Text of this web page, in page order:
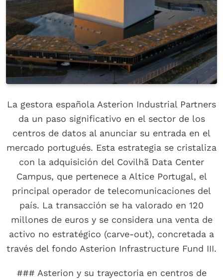
La gestora española Asterion Industrial Partners
da un paso significativo en el sector de los
centros de datos al anunciar su entrada en el
mercado portugués. Esta estrategia se cristaliza
con la adquisición del Covilhã Data Center
Campus, que pertenece a Altice Portugal, el
principal operador de telecomunicaciones del
país. La transacción se ha valorado en 120
millones de euros y se considera una venta de
activo no estratégico (carve-out), concretada a
través del fondo Asterion Infrastructure Fund III.
### Asterion y su trayectoria en centros de